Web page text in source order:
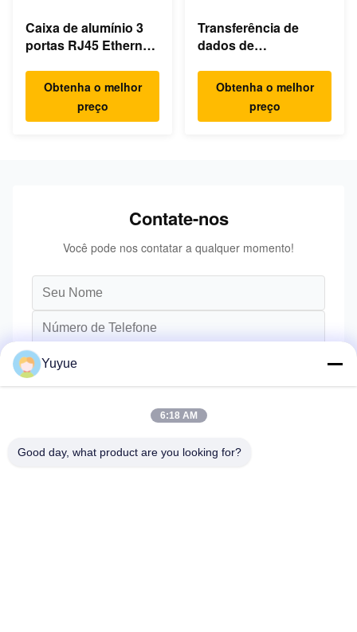
Caixa de alumínio 3
portas RJ45 Ethernet
Obtenha o melhor
preço
Transferência de
dados de
4K HDMI 1080P USB
Type C Hub
Obtenha o melhor
preço
Contate-nos
Você pode nos contatar a qualquer momento!
Yuyue
6:18 AM
Good day, what product are you looking for?